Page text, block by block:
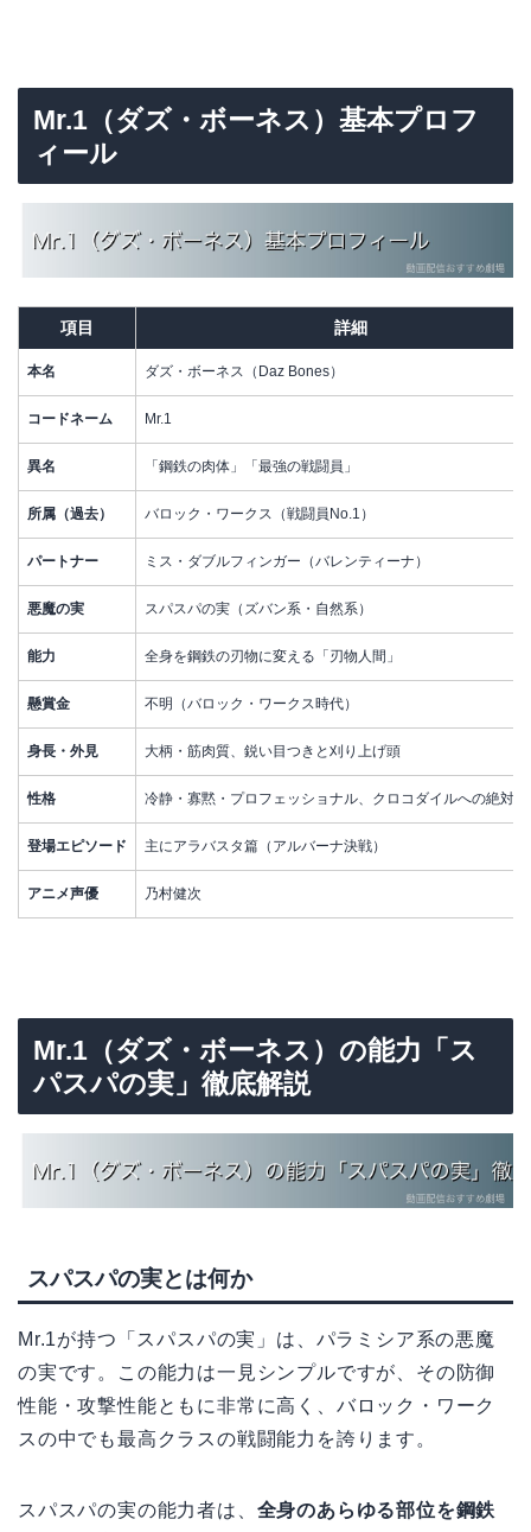
Mr.1（ダズ・ボーネス）基本プロフ
ィール
項目 詳細
本名 ダズ・ボーネス（Daz Bones）
コードネーム Mr.1
異名 「鋼鉄の肉体」「最強の戦闘員」
所属（過去） バロック・ワークス（戦闘員No.1）
パートナー ミス・ダブルフィンガー（バレンティーナ）
悪魔の実 スパスパの実（ズバン系・自然系）
能力 全身を鋼鉄の刃物に変える「刃物人間」
懸賞金 不明（バロック・ワークス時代）
身長・外見 大柄・筋肉質、鋭い目つきと刈り上げ頭
性格 冷静・寡黙・プロフェッショナル、クロコダイルへの絶対
登場エピソード 主にアラバスタ篇（アルバーナ決戦）
アニメ声優 乃村健次
Mr.1（ダズ・ボーネス）の能力「ス
パスパの実」徹底解説
スパスパの実とは何か
Mr.1が持つ「スパスパの実」は、パラミシア系の悪魔
の実です。この能力は一見シンプルですが、その防御
性能・攻撃性能ともに非常に高く、バロック・ワーク
スの中でも最高クラスの戦闘能力を誇ります。
スパスパの実の能力者は、 全身のあらゆる部位を鋼鉄